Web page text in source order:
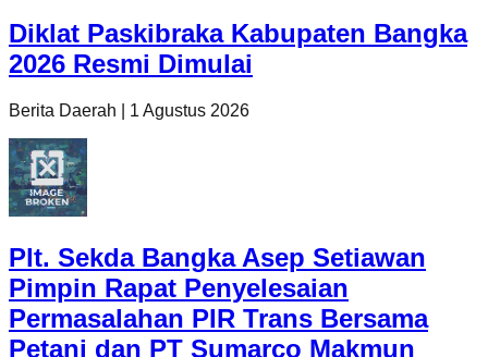
Diklat Paskibraka Kabupaten Bangka
2026 Resmi Dimulai
Berita Daerah 1 Agustus 2026
Plt. Sekda Bangka Asep Setiawan
Pimpin Rapat Penyelesaian
Permasalahan PIR Trans Bersama
Petani dan PT Sumarco Makmun